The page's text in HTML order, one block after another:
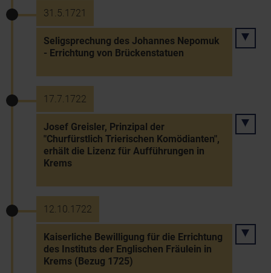
31.5.1721
Seligsprechung des Johannes Nepomuk
- Errichtung von Brückenstatuen
17.7.1722
Josef Greisler, Prinzipal der
"Churfürstlich Trierischen Komödianten",
erhält die Lizenz für Aufführungen in
Krems
12.10.1722
Kaiserliche Bewilligung für die Errichtung
des Instituts der Englischen Fräulein in
Krems (Bezug 1725)